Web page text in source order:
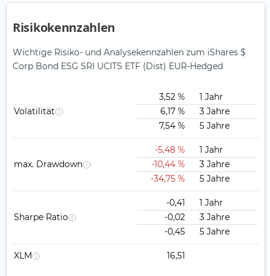
Risikokennzahlen
Wichtige Risiko- und Analysekennzahlen zum iShares $
Corp Bond ESG SRI UCITS ETF (Dist) EUR-Hedged
Volatilität
3,52 %
1 Jahr
6,17 %
3 Jahre
7,54 %
5 Jahre
max. Drawdown
-5,48 %
1 Jahr
-10,44 %
3 Jahre
-34,75 %
5 Jahre
Sharpe Ratio
-0,41
1 Jahr
-0,02
3 Jahre
-0,45
5 Jahre
XLM 16,51